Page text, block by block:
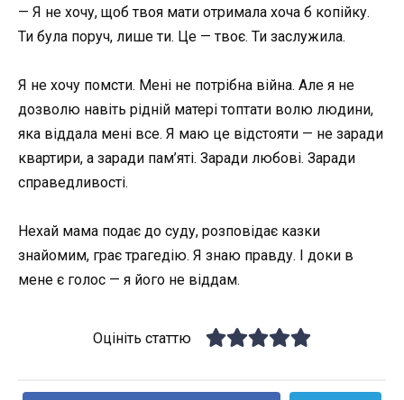
— Я не хочу, щоб твоя мати отримала хоча б копійку.
Ти була поруч, лише ти. Це — твоє. Ти заслужила.
Я не хочу помсти. Мені не потрібна війна. Але я не
дозволю навіть рідній матері топтати волю людини,
яка віддала мені все. Я маю це відстояти — не заради
квартири, а заради пам’яті. Заради любові. Заради
справедливості.
Нехай мама подає до суду, розповідає казки
знайомим, грає трагедію. Я знаю правду. І доки в
мене є голос — я його не віддам.
Оцініть статтю